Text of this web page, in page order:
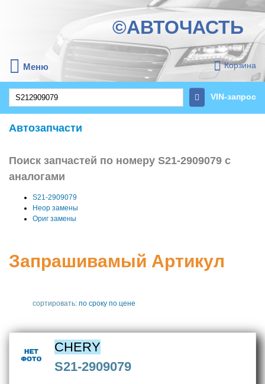
©АВТОЧАСТЬ
Меню Корзина
VIN-запрос
Автозапчасти
Поиск запчастей по номеру S21-2909079 с
аналогами
S21-2909079
Неор замены
Ориг замены
Запрашивамый Артикул
сортировать: по сроку по цене
CHERY
S21-2909079